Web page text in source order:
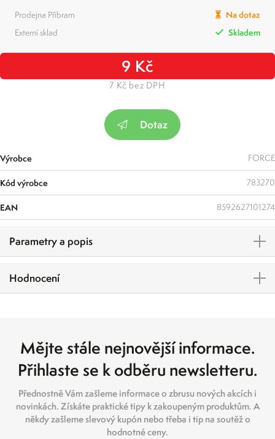
Prodejna Příbram
Na dotaz
Externí sklad
Skladem
9 Kč
7 Kč bez DPH
Dotaz
Výrobce FORCE
Kód výrobce 783270
EAN 8592627101274
Parametry a popis
Hodnocení
Mějte stále nejnovější informace.
Přihlaste se k odběru newsletteru.
Přednostně Vám zašleme informace o zbrusu nových akcích i
novinkách. Získáte praktické tipy k zakoupeným produktům. A
někdy zašleme slevový kupón nebo třeba i tip na soutěž o
hodnotné ceny.